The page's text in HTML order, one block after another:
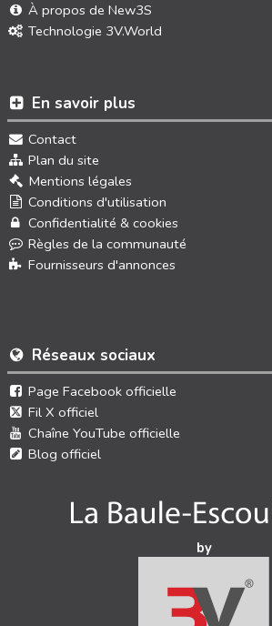
Réseaux sociaux
Page Facebook officielle
Fil X officiel
Chaîne YouTube officielle
Blog officiel
En savoir plus
Contact
Plan du site
Mentions légales
Conditions d'utilisation
Confidentialité & cookies
Règles de la communauté
Fournisseurs d'annonces
À propos de New3S
Technologie 3V.World
by